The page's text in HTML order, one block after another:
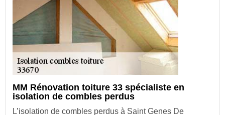
MM Rénovation toiture 33 spécialiste en
isolation de combles perdus
L’isolation de combles perdus à Saint Genes De